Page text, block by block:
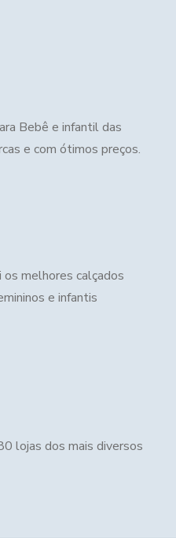
Bebê e infantil das
e com ótimos preços.
os melhores calçados
e infantis
lojas dos mais diversos